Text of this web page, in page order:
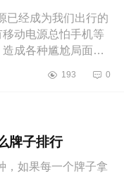
已经成为我们出行的
动电源总怕手机等
成各种尴尬局面。
容量也越来越大，
193 0
牌子排行
，如果每一个牌子拿